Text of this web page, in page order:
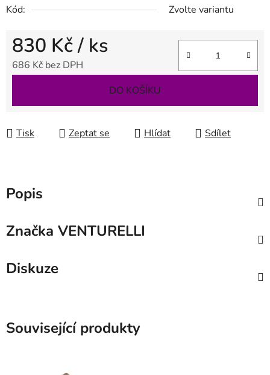
Kód:
Zvolte variantu
830 Kč/ ks
686 Kč bez DPH
DO KOŠÍKU
Tisk Zeptat se Hlídat Sdílet
Popis
Značka VENTURELLI
Diskuze
Související produkty